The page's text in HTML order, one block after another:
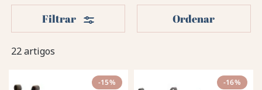
22 artigos
Filtrar Filters Ordenar
-15% -16%